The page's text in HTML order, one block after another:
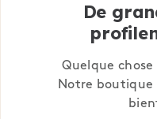
De
Quelque chose
Notre boutique